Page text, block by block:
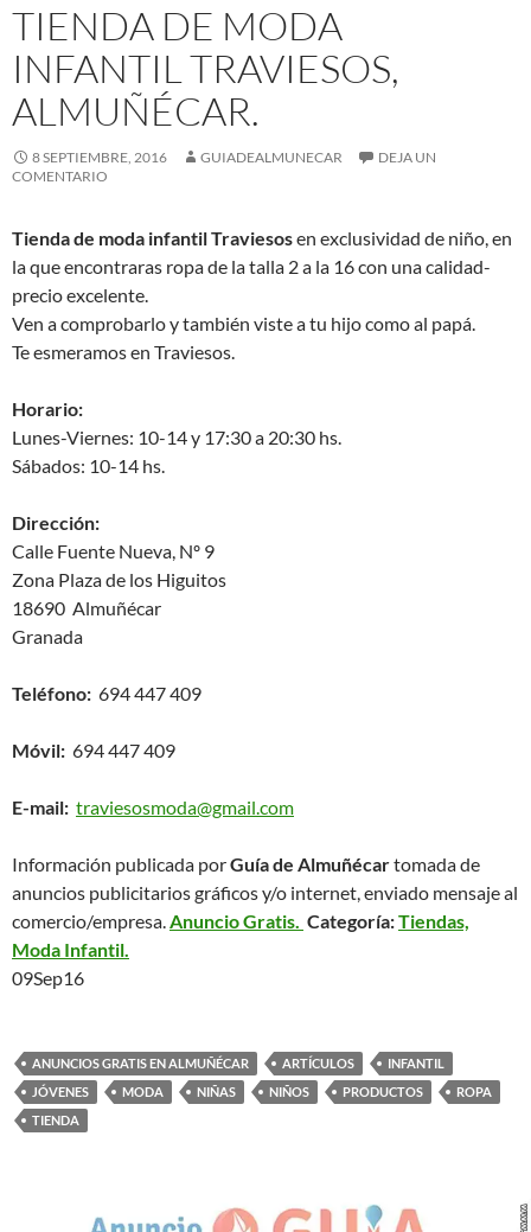
TIENDA DE MODA
INFANTIL TRAVIESOS,
ALMUÑÉCAR.
8 SEPTIEMBRE, 2016 GUIADEALMUNECAR
DEJA UN
COMENTARIO
Tienda de moda infantil Traviesosen exclusividad de niño, en
la que encontraras ropa de la talla 2 a la 16 con una calidad-
precio excelente.
Ven a comprobarlo y también viste a tu hijo como al papá.
Te esmeramos en Traviesos.
Horario:
Lunes-Viernes: 10-14 y 17:30 a 20:30 hs.
Sábados: 10-14 hs.
Dirección:
Calle Fuente Nueva, Nº 9
Zona Plaza de los Higuitos
18690 Almuñécar
Granada
Teléfono: 694 447 409
Móvil: 694 447 409
E-mail: traviesosmoda@gmail.com
Información publicada porGuía de Almuñécartomada de
anuncios publicitarios gráficos y/o internet, enviado mensaje al
comercio/empresa. Anuncio Gratis. Categoría:Tiendas,
Moda Infantil.
09Sep16
ANUNCIOS GRATIS EN ALMUÑÉCAR ARTÍCULOS
INFANTIL
JÓVENES
MODA NIÑAS NIÑOS PRODUCTOS
ROPA
TIENDA